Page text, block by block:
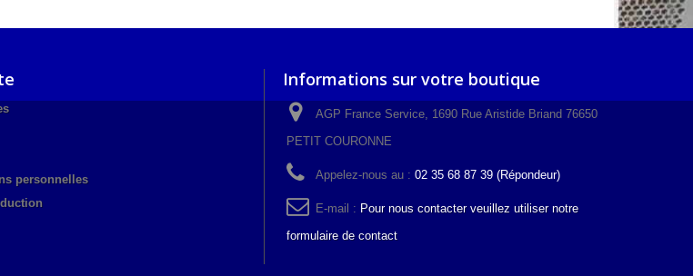
personnelles
Informations sur votre boutique
AGP France Service, 1690 Rue Aristide Briand 76650
PETIT COURONNE
Appelez-nous au : 02 35 68 87 39 (Répondeur)
E-mail : Pour nous contacter veuillez utiliser notre
formulaire de contact